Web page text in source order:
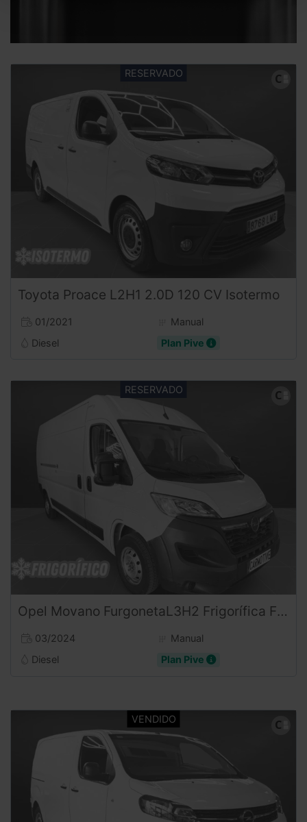
Toyota Proace L2H1 2.0D 120 CV Isotermo
01/2021
Manual
Diesel
Plan Pive
Opel Movano FurgonetaL3H2 Frigorífica FRCX -20°C (2024) – Ocasión con Equipo Thermo King ¡Desde 579 €/mes!
03/2024
Manual
Diesel
Plan Pive